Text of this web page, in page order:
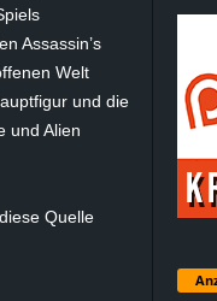
Assassin’s
Welt
und die
und Alien
Quelle